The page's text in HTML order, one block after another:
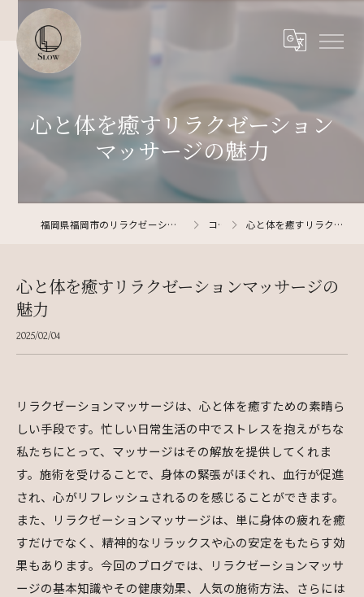
心と体を癒すリラクゼーション
マッサージの魅力
福岡県福岡市のリラクゼーションならリラクゼーションサロン SLOW コラム 心と体を癒すリラクゼーションマッサージの魅力
心と体を癒すリラクゼーションマッサージの
魅力
2025/02/04
リラクゼーションマッサージは、心と体を癒すための素晴ら
しい手段です。忙しい日常生活の中でストレスを抱えがちな
私たちにとって、マッサージはその解放を提供してくれま
す。施術を受けることで、身体の緊張がほぐれ、血行が促進
され、心がリフレッシュされるのを感じることができます。
また、リラクゼーションマッサージは、単に身体の疲れを癒
すだけでなく、精神的なリラックスや心の安定をもたらす効
果もあります。今回のブログでは、リラクゼーションマッサ
ージの基本知識やその健康効果、人気の施術方法、さらには